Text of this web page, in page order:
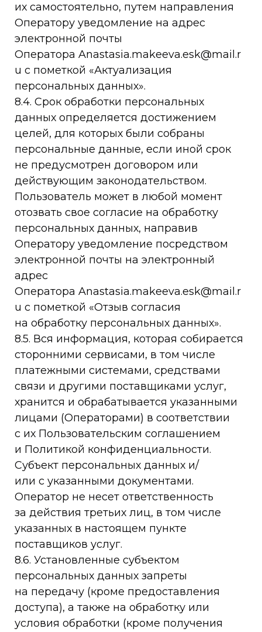
их самостоятельно, путем направления
Оператору уведомление на адрес
электронной почты
Оператора Anastasia.makeeva.esk@mail.r
u с пометкой «Актуализация
персональных данных».
8.4. Срок обработки персональных
данных определяется достижением
целей, для которых были собраны
персональные данные, если иной срок
не предусмотрен договором или
действующим законодательством.
Пользователь может в любой момент
отозвать свое согласие на обработку
персональных данных, направив
Оператору уведомление посредством
электронной почты на электронный
адрес
Оператора Anastasia.makeeva.esk@mail.r
u с пометкой «Отзыв согласия
на обработку персональных данных».
8.5. Вся информация, которая собирается
сторонними сервисами, в том числе
платежными системами, средствами
связи и другими поставщиками услуг,
хранится и обрабатывается указанными
лицами (Операторами) в соответствии
с их Пользовательским соглашением
и Политикой конфиденциальности.
Субъект персональных данных и/
или с указанными документами.
Оператор не несет ответственность
за действия третьих лиц, в том числе
указанных в настоящем пункте
поставщиков услуг.
8.6. Установленные субъектом
персональных данных запреты
на передачу (кроме предоставления
доступа), а также на обработку или
условия обработки (кроме получения